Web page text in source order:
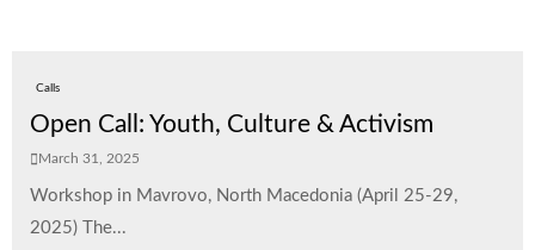
Calls
Open Call: Youth, Culture & Activism
March 31, 2025
Workshop in Mavrovo, North Macedonia (April 25-29,
2025) The...